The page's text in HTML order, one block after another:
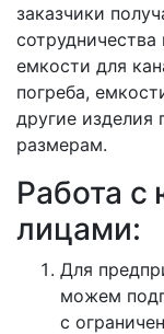
заказчики
емкости для
погреба,
другие
размерам.
Работа
лицами:
Для
можем
с